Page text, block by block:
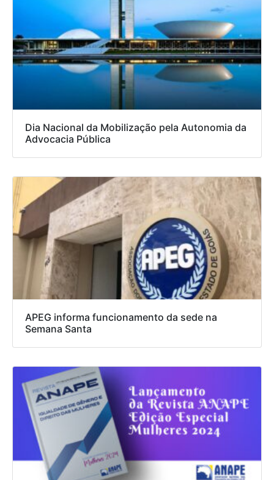
Dia Nacional da Mobilização pela Autonomia da
Advocacia Pública
APEG informa funcionamento da sede na
Semana Santa